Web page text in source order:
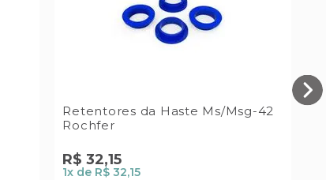
Retentores da Haste Ms/Msg-42
Rochfer
R$ 32,15
1x de R$ 32,15